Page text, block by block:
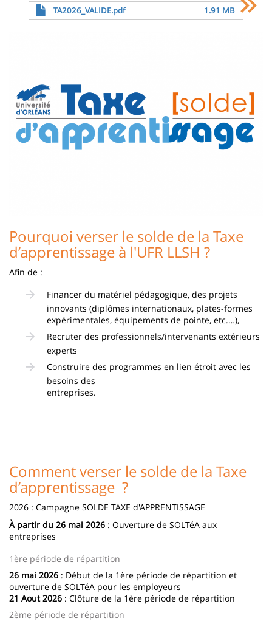
ArchivoTA2026_VALIDE.pdf 1.91 MB
Pourquoi verser le solde de la Taxe
d’apprentissage à l'UFR LLSH ?
Afin de :
Financer du matériel pédagogique, des projets
innovants (diplômes internationaux, plates-formes
expérimentales, équipements de pointe, etc.…),
Recruter des professionnels/intervenants extérieurs
experts
Construire des programmes en lien étroit avec les
besoins des
entreprises.
Comment verser le solde de la Taxe
d’apprentissage ?
2026 : Campagne SOLDE TAXE d'APPRENTISSAGE
À partir du 26 mai 2026 : Ouverture de SOLTéA aux
entreprises
1ère période de répartition
26 mai 2026 : Début de la 1ère période de répartition et
ouverture de SOLTéA pour les employeurs
21 Aout 2026 : Clôture de la 1ère période de répartition
2ème période de répartition